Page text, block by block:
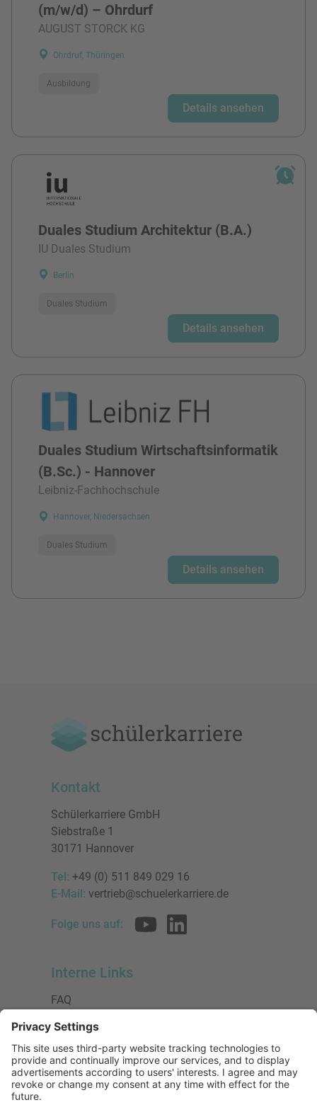
(m/w/d) – Ohrdurf
AUGUST STORCK KG
Ohrdruf, Thüringen
Ausbildung
Details ansehen
Duales Studium Architektur (B.A.)
IU Duales Studium
Berlin
Duales Studium
Details ansehen
Duales Studium Wirtschaftsinformatik
(B.Sc.) - Hannover
Leibniz-Fachhochschule
Hannover, Niedersachsen
Duales Studium
Details ansehen
Kontakt
Schülerkarriere GmbH
Siebstraße 1
30171 Hannover
Tel: +49 (0) 511 849 029 16
E-Mail: vertrieb@schuelerkarriere.de
Folge uns auf:
Interne Links
FAQ
Datenschutzerklärung
Impressum
Presse
Urheberrecht